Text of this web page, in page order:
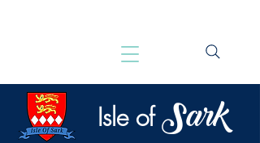
Isle of Sark